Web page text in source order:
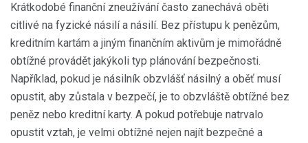
Krátkodobé finanční zneužívání často zanechává oběti
citlivé na fyzické násilí a násilí. Bez přístupu k penězům,
kreditním kartám a jiným finančním aktivům je mimořádně
obtížné provádět jakýkoli typ plánování bezpečnosti.
Například, pokud je násilník obzvlášť násilný a oběť musí
opustit, aby zůstala v bezpečí, je to obzvláště obtížné bez
peněz nebo kreditní karty. A pokud potřebuje natrvalo
opustit vztah, je velmi obtížné nejen najít bezpečné a